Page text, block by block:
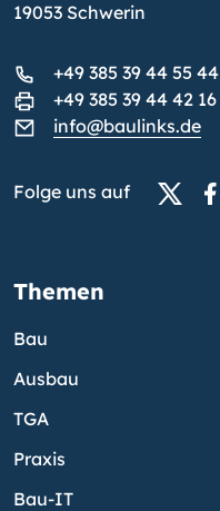
19053 Schwerin
+49 385 39 44 55 44
+49 385 39 44 42 16
info@baulinks.de
Folge uns auf
Themen
Bau
Ausbau
TGA
Praxis
Bau-IT